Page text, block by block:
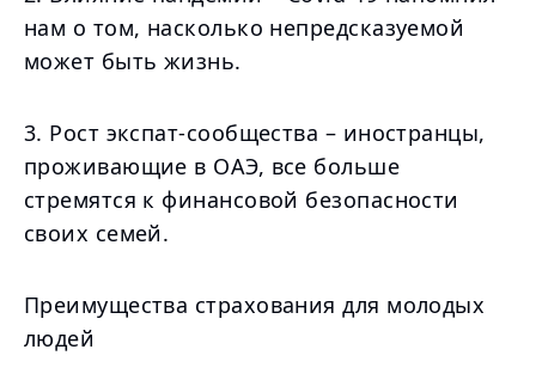
нам о том, насколько непредсказуемой
может быть жизнь.
3. Рост экспат-сообщества – иностранцы,
проживающие в ОАЭ, все больше
стремятся к финансовой безопасности
своих семей.
Преимущества страхования для молодых
людей